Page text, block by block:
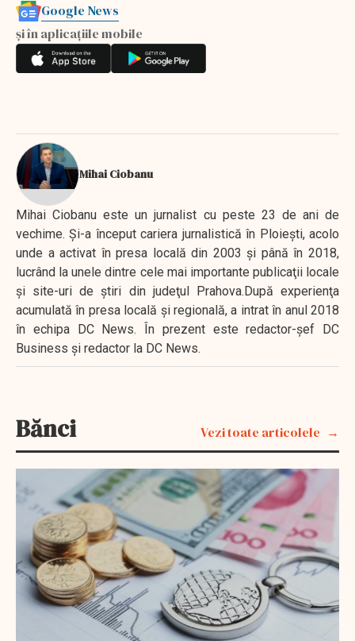
Google News
și în aplicațiile mobile
Mihai Ciobanu
Mihai Ciobanu este un jurnalist cu peste 23 de ani de
vechime. Şi-a început cariera jurnalistică în Ploieşti, acolo
unde a activat în presa locală din 2003 şi până în 2018,
lucrând la unele dintre cele mai importante publicaţii locale
şi site-uri de ştiri din judeţul Prahova.După experienţa
acumulată în presa locală şi regională, a intrat în anul 2018
în echipa DC News. În prezent este redactor-şef DC
Business şi redactor la DC News.
Bănci Vezi toate articolele